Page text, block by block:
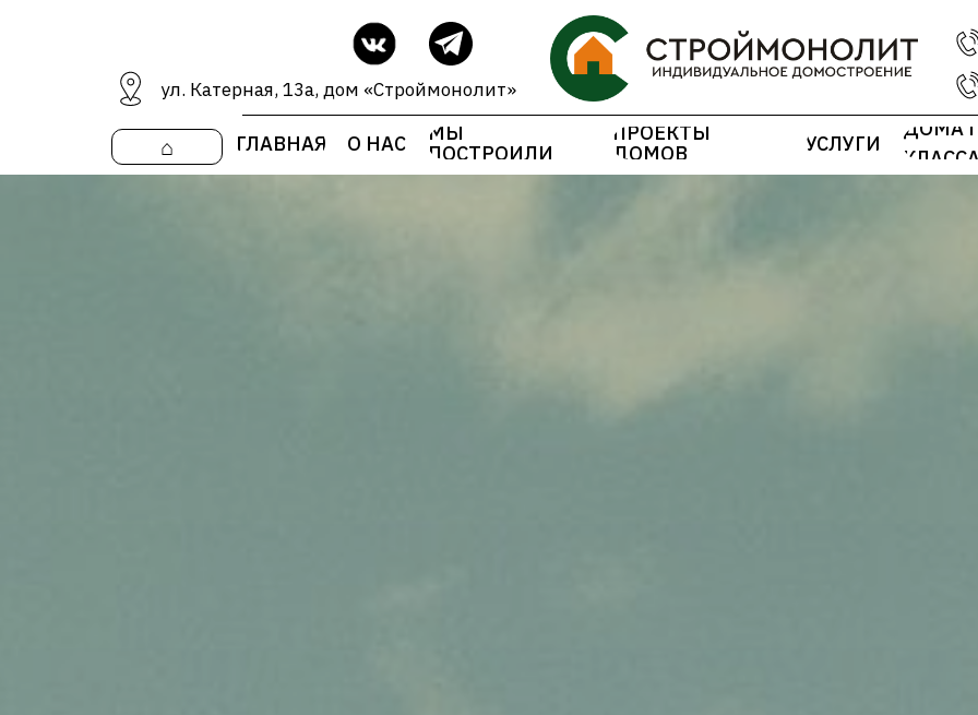
ул. Катерная, 13а, дом «Строймонолит»
⌂ ГЛАВНАЯ
МЫ
ПОСТРОИЛИ
ПРОЕКТЫ
ДОМОВ
ДОМА
УСЛУГИ
О НАС